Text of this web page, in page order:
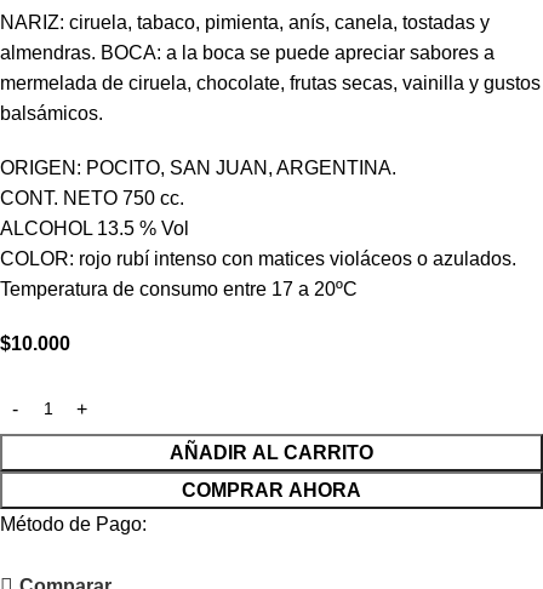
NARIZ: ciruela, tabaco, pimienta, anís, canela, tostadas y
almendras. BOCA: a la boca se puede apreciar sabores a
mermelada de ciruela, chocolate, frutas secas, vainilla y gustos
balsámicos.
ORIGEN: POCITO, SAN JUAN, ARGENTINA.
CONT. NETO 750 cc.
ALCOHOL 13.5 % Vol
COLOR: rojo rubí intenso con matices violáceos o azulados.
Temperatura de consumo entre 17 a 20ºC
$10.000
AÑADIR AL CARRITO
COMPRAR AHORA
Método de Pago: